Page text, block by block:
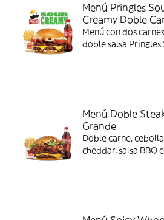
Menú Pringles
Creamy Doble
Menú con dos
doble salsa Pringles
Menú Doble
Grande
Doble carne,
cheddar, salsa BBQ